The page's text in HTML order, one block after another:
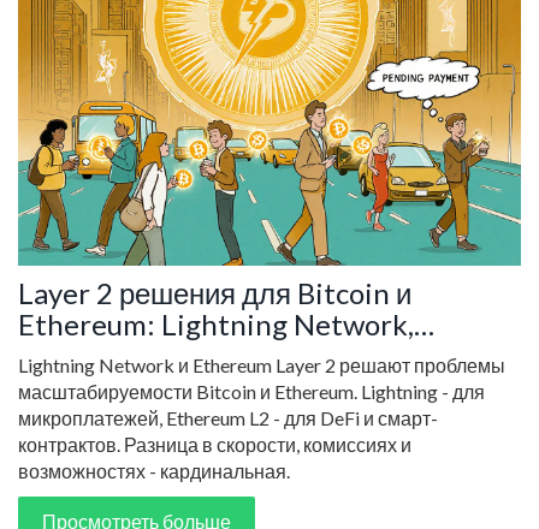
Layer 2 решения для Bitcoin и
Ethereum: Lightning Network,
Arbitrum и Optimism в 2025 году
Lightning Network и Ethereum Layer 2 решают проблемы
масштабируемости Bitcoin и Ethereum. Lightning - для
микроплатежей, Ethereum L2 - для DeFi и смарт-
контрактов. Разница в скорости, комиссиях и
возможностях - кардинальная.
Просмотреть больше